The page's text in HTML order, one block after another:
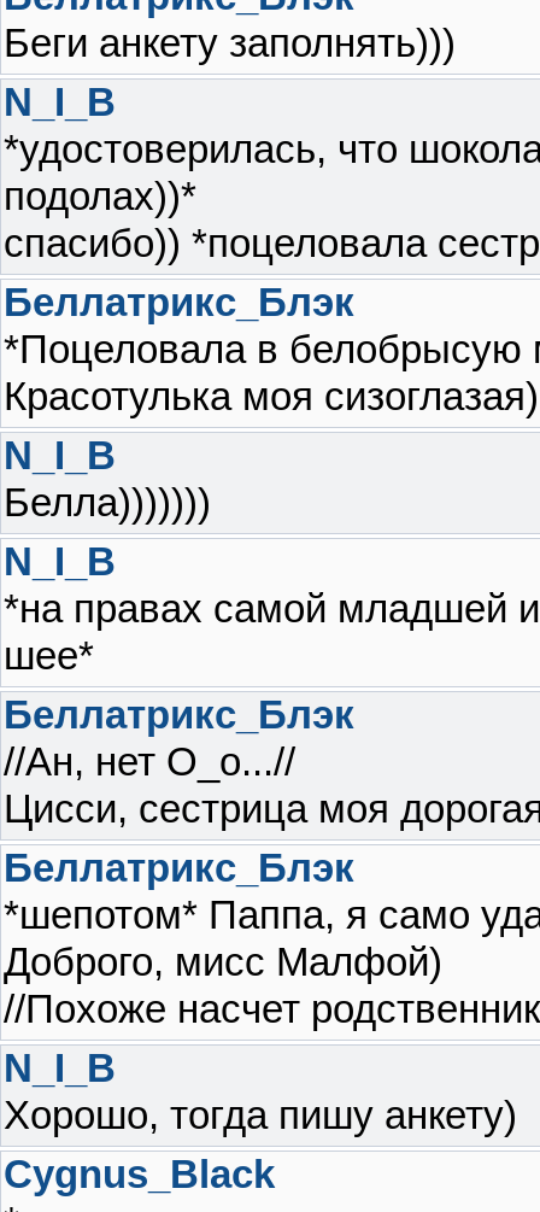
Беги анкету заполнять)))
N_I_B
*удостоверилась, что
подолах))*
спасибо)) *поцеловала
Беллатрикс_Блэк
*Поцеловала в белобрысую
Красотулька моя
N_I_B
Белла)))))))
N_I_B
*на правах самой младшей
шее*
Беллатрикс_Блэк
//Ан, нет О_о...//
Цисси, сестрица моя
Беллатрикс_Блэк
*шепотом* Паппа, я само
Доброго, мисс Малфой)
//Похоже насчет
N_I_B
Хорошо, тогда пишу анкету)
Cygnus_Black